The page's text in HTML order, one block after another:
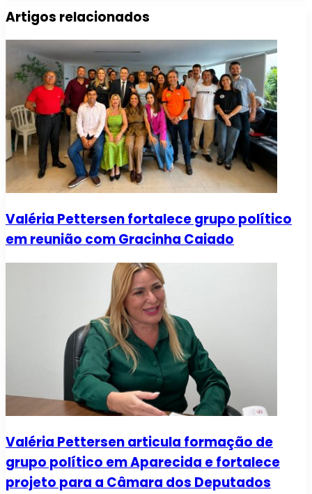
Artigos relacionados
Valéria Pettersen fortalece grupo político
em reunião com Gracinha Caiado
Valéria Pettersen articula formação de
grupo político em Aparecida e fortalece
projeto para a Câmara dos Deputados